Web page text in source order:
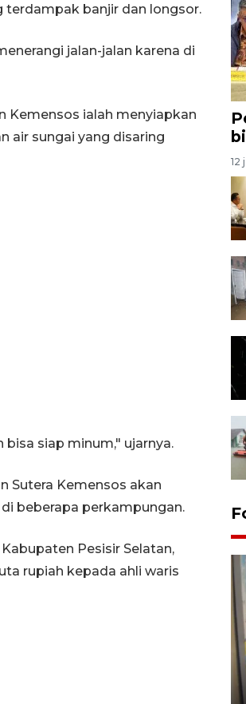
terdampak banjir dan longsor.
jalan-jalan karena di
Kemensos ialah menyiapkan
air sungai yang disaring
siap minum," ujarnya.
Sutera Kemensos akan
beberapa perkampungan.
Pesisir Selatan,
rupiah kepada ahli waris
12